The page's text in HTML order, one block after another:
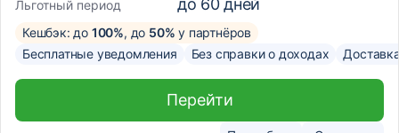
Льготный период до 60дней
Кешбэк: до 100%, до 50% у партнёров
Бесплатные уведомления
Без справки о доходах
Перейти